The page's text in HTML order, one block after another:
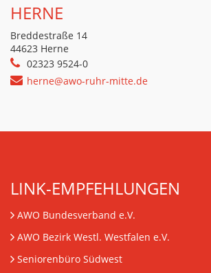
HERNE
Breddestraße 14
44623 Herne
02323 9524-0
herne@awo-ruhr-mitte.de
LINK-EMPFEHLUNGEN
AWO Bundesverband e.V.
AWO Bezirk Westl. Westfalen e.V.
Seniorenbüro Südwest